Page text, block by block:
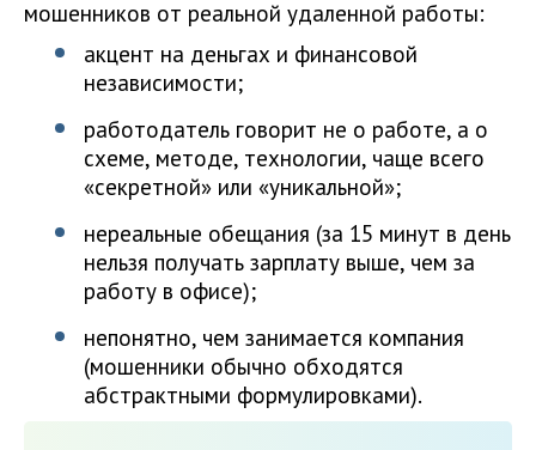
мошенников от реальной удаленной работы:
акцент на деньгах и финансовой
независимости;
работодатель говорит не о работе, а о
схеме, методе, технологии, чаще всего
«секретной» или «уникальной»;
нереальные обещания (за 15 минут в день
нельзя получать зарплату выше, чем за
работу в офисе);
непонятно, чем занимается компания
(мошенники обычно обходятся
абстрактными формулировками).